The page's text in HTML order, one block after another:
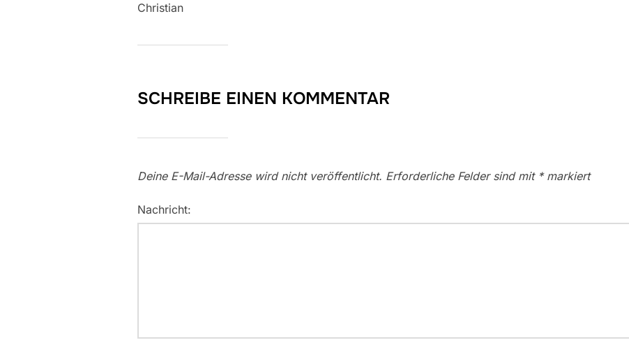
Christian
SCHREIBE EINEN KOMMENTAR
Deine E-Mail-Adresse wird nicht veröffentlicht. Erforderliche Felder sind mit *markiert
Nachricht: